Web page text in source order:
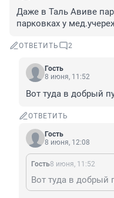
Даже в Таль Авиве
парковках у
ОТВЕТИТЬ 2
Гость
8 июня, 11:52
Вот туда в добрый
ОТВЕТИТЬ
Гость
8 июня, 12:08
Гость8 июня, 11:52
Вот туда в добрый